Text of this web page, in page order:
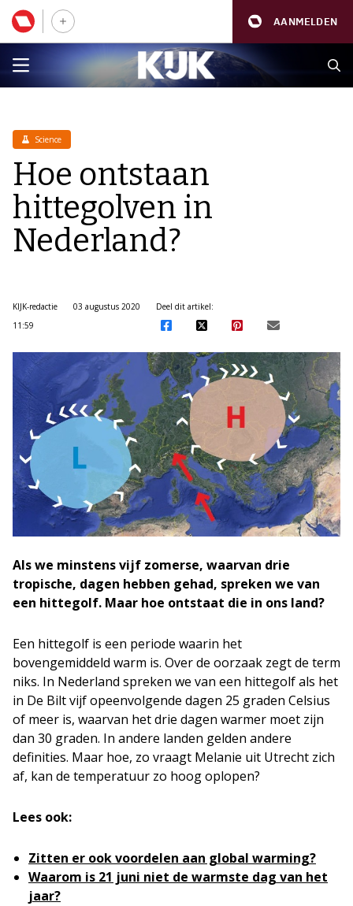
AANMELDEN
Science
Hoe ontstaan
hittegolven in
Nederland?
KIJK-redactie
03 augustus 2020
11:59
Deel dit artikel:
Als we minstens vijf zomerse, waarvan drie
tropische, dagen hebben gehad, spreken we van
een hittegolf. Maar hoe ontstaat die in ons land?
Een hittegolf is een periode waarin het
bovengemiddeld warm is. Over de oorzaak zegt de term
niks. In Nederland spreken we van een hittegolf als het
in De Bilt vijf opeenvolgende dagen 25 graden Celsius
of meer is, waarvan het drie dagen warmer moet zijn
dan 30 graden. In andere landen gelden andere
definities. Maar hoe, zo vraagt Melanie uit Utrecht zich
af, kan de temperatuur zo hoog oplopen?
Lees ook:
Zitten er ook voordelen aan global warming?
Waarom is 21 juni niet de warmste dag van het
jaar?